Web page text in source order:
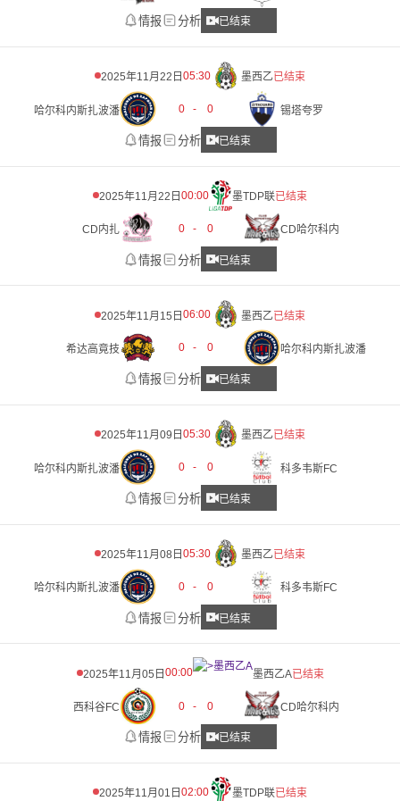
情报 分析 已结束
2025年11月22日 05:30 墨西乙已结束
哈尔科内斯扎波潘 0 - 0 锡塔夸罗
情报 分析 已结束
2025年11月22日00:00 墨TDP联已结束
CD内扎 0 - 0 CD哈尔科内
情报 分析 已结束
2025年11月15日 06:00 墨西乙已结束
希达高竟技 0 - 0 哈尔科内斯扎波潘
情报 分析 已结束
2025年11月09日 05:30 墨西乙已结束
哈尔科内斯扎波潘 0 - 0 科多韦斯FC
情报 分析 已结束
2025年11月08日 05:30 墨西乙已结束
哈尔科内斯扎波潘 0 - 0 科多韦斯FC
情报 分析 已结束
2025年11月05日 00:00 墨西乙A已结束
西科谷FC 0 - 0 CD哈尔科内
情报 分析 已结束
2025年11月01日02:00 墨TDP联已结束